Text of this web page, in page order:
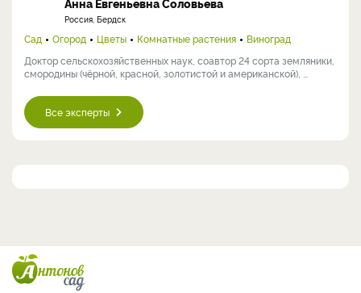
Россия, Бердск
Сад Огород Цветы Комнатные растения
Виноград
Доктор сельскохозяйственных наук, соавтор 24 сорта земляники,
смородины (чёрной, красной, золотистой и американской), ...
Все эксперты